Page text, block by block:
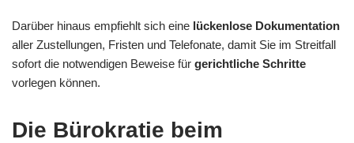
Darüber hinaus empfiehlt sich eine lückenlose Dokumentation
aller Zustellungen, Fristen und Telefonate, damit Sie im Streitfall
sofort die notwendigen Beweise für gerichtliche Schritte
vorlegen können.
Die Bürokratie beim